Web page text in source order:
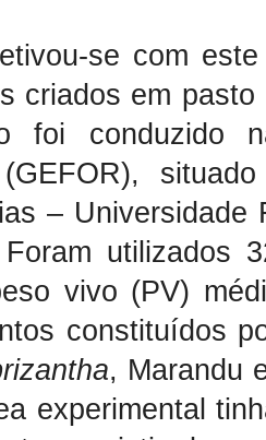
se com
criados em
foi
(GEFOR),
–
utilizados
vivo (PV)
constituídos
, Marandu
experimental